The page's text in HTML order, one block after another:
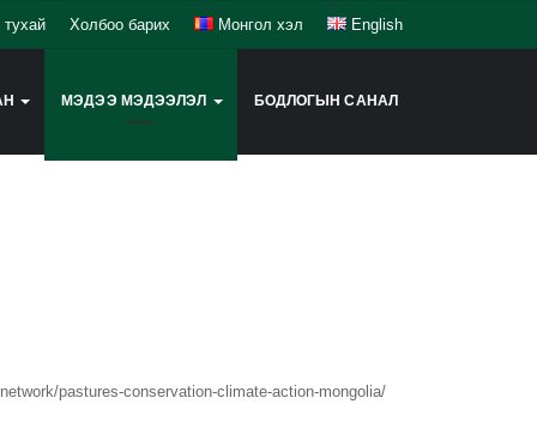
Холбоо барих Монгол хэл English
МЭДЭЭ МЭДЭЭЛЭЛ БОДЛОГЫН САНАЛ
pastures-conservation-climate-action-mongolia/